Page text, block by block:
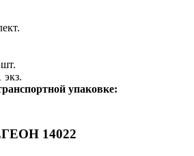
экз.
упаковке:
14022